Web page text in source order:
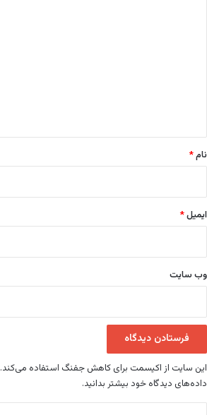
نام*
ایمیل*
وب‌ سایت
این سایت از اکیسمت برای کاهش جفنگ استفاده می‌کند.
داده‌های دیدگاه خود بیشتر بدانید.